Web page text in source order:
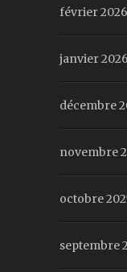
février 2026
janvier 2026
décembre
novembre
octobre
septembre